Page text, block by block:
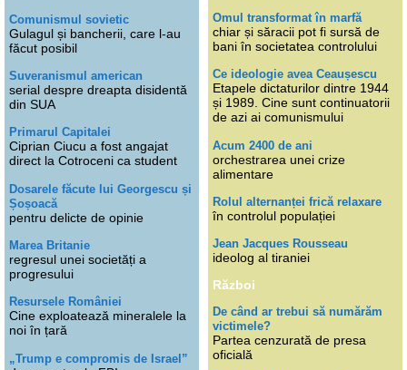
Comunismul sovietic
Gulagul și bancherii, care l-au
făcut posibil
Suveranismul american
serial despre dreapta disidentă
din SUA
Primarul Capitalei
Ciprian Ciucu a fost angajat
direct la Cotroceni ca student
Dosarele făcute lui Georgescu și
Șoșoacă
pentru delicte de opinie
Marea Britanie
regresul unei societăți a
progresului
Resursele României
Cine exploatează mineralele la
noi în țară
„Trump e compromis de Israel”
Omul transformat în marfă
chiar și săracii pot fi sursă de
bani în societatea controlului
Ce ideologie avea Ceaușescu
Etapele dictaturilor dintre 1944
și 1989. Cine sunt continuatorii
de azi ai comunismului
Acum 2400 de ani
orchestrarea unei crize
alimentare
Rolul alternanței frică relaxare
în controlul populației
Jean Jacques Rousseau
ideolog al tiraniei
Război
De când ar trebui să numărăm
victimele?
Partea cenzurată de presa
oficială